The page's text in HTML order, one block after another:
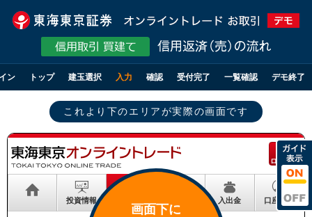
ン トップ 建玉選択 入力 確認 受付完了 一覧確認 デモ終了
これより下のエリアが実際の画面です
画面下に
ログアウト
投資情報 入出金 口座情報